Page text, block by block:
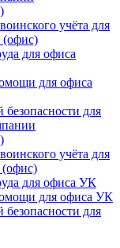
учёта для
(офис)
для офиса
для офиса
для
учёта для
для офиса УК
для офиса УК
для